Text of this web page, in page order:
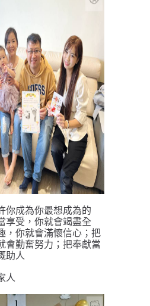
你成為你最想成為的
享受，你就會竭盡全
，你就會滿懷信心；把
會勤奮努力；把奉獻當
助人
人